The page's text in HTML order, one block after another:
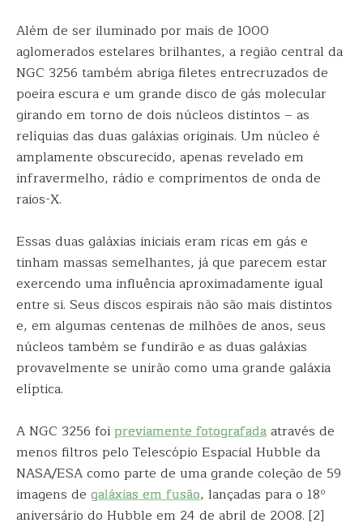
Além de ser iluminado por mais de 1000
aglomerados estelares brilhantes, a região central da
NGC 3256 também abriga filetes entrecruzados de
poeira escura e um grande disco de gás molecular
girando em torno de dois núcleos distintos – as
relíquias das duas galáxias originais. Um núcleo é
amplamente obscurecido, apenas revelado em
infravermelho, rádio e comprimentos de onda de
raios-X.
Essas duas galáxias iniciais eram ricas em gás e
tinham massas semelhantes, já que parecem estar
exercendo uma influência aproximadamente igual
entre si. Seus discos espirais não são mais distintos
e, em algumas centenas de milhões de anos, seus
núcleos também se fundirão e as duas galáxias
provavelmente se unirão como uma grande galáxia
elíptica.
A NGC 3256 foipreviamente fotografadaatravés de
menos filtros pelo Telescópio Espacial Hubble da
NASA/ESA como parte de uma grande coleção de 59
imagens de galáxias em fusão, lançadas para o 18º
aniversário do Hubble em 24 de abril de 2008. [2]